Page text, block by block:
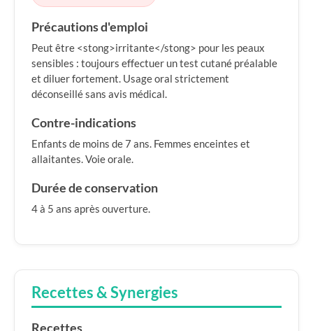
Précautions d'emploi
Peut être <stong>irritante</stong> pour les peaux
sensibles : toujours effectuer un test cutané préalable
et diluer fortement. Usage oral strictement
déconseillé sans avis médical.
Contre-indications
Enfants de moins de 7 ans. Femmes enceintes et
allaitantes. Voie orale.
Durée de conservation
4 à 5 ans après ouverture.
Recettes & Synergies
Recettes